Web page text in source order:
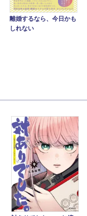
離婚するなら、今日かも
しれない